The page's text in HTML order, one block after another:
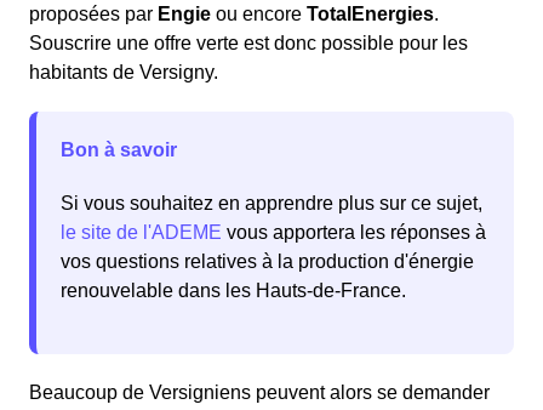
proposées par Engie ou encore TotalEnergies.
Souscrire une offre verte est donc possible pour les
habitants de Versigny.
Bon à savoir
Si vous souhaitez en apprendre plus sur ce sujet,
le site de l'ADEME vous apportera les réponses à
vos questions relatives à la production d'énergie
renouvelable dans les Hauts-de-France.
Beaucoup de Versigniens peuvent alors se demander